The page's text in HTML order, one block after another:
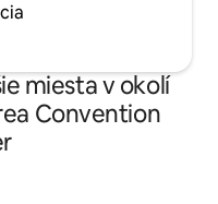
miesta v okolí
Convention